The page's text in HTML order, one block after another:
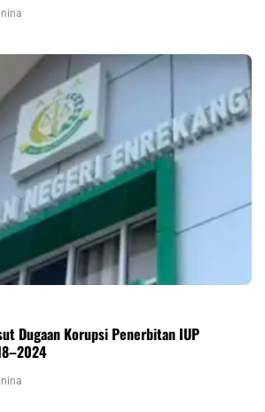
Dugaan Korupsi Penerbitan IUP